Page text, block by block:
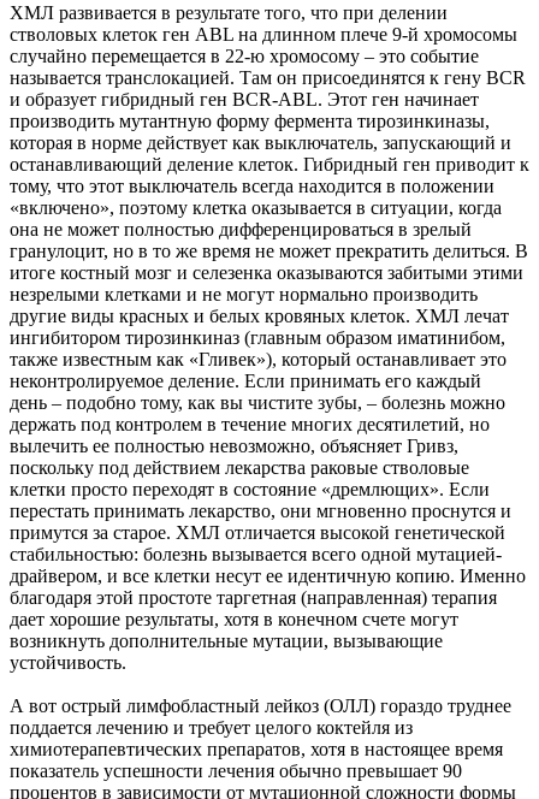
ХМЛ развивается в результате того, что при делении
стволовых клеток ген ABL на длинном плече 9-й хромосомы
случайно перемещается в 22-ю хромосому – это событие
называется транслокацией. Там он присоединятся к гену BCR
и образует гибридный ген BCR-ABL. Этот ген начинает
производить мутантную форму фермента тирозинкиназы,
которая в норме действует как выключатель, запускающий и
останавливающий деление клеток. Гибридный ген приводит к
тому, что этот выключатель всегда находится в положении
«включено», поэтому клетка оказывается в ситуации, когда
она не может полностью дифференцироваться в зрелый
гранулоцит, но в то же время не может прекратить делиться. В
итоге костный мозг и селезенка оказываются забитыми этими
незрелыми клетками и не могут нормально производить
другие виды красных и белых кровяных клеток. ХМЛ лечат
ингибитором тирозинкиназ (главным образом иматинибом,
также известным как «Гливек»), который останавливает это
неконтролируемое деление. Если принимать его каждый
день – подобно тому, как вы чистите зубы, – болезнь можно
держать под контролем в течение многих десятилетий, но
вылечить ее полностью невозможно, объясняет Гривз,
поскольку под действием лекарства раковые стволовые
клетки просто переходят в состояние «дремлющих». Если
перестать принимать лекарство, они мгновенно проснутся и
примутся за старое. ХМЛ отличается высокой генетической
стабильностью: болезнь вызывается всего одной мутацией-
драйвером, и все клетки несут ее идентичную копию. Именно
благодаря этой простоте таргетная (направленная) терапия
дает хорошие результаты, хотя в конечном счете могут
возникнуть дополнительные мутации, вызывающие
устойчивость.
А вот острый лимфобластный лейкоз (ОЛЛ) гораздо труднее
поддается лечению и требует целого коктейля из
химиотерапевтических препаратов, хотя в настоящее время
показатель успешности лечения обычно превышает 90
процентов в зависимости от мутационной сложности формы